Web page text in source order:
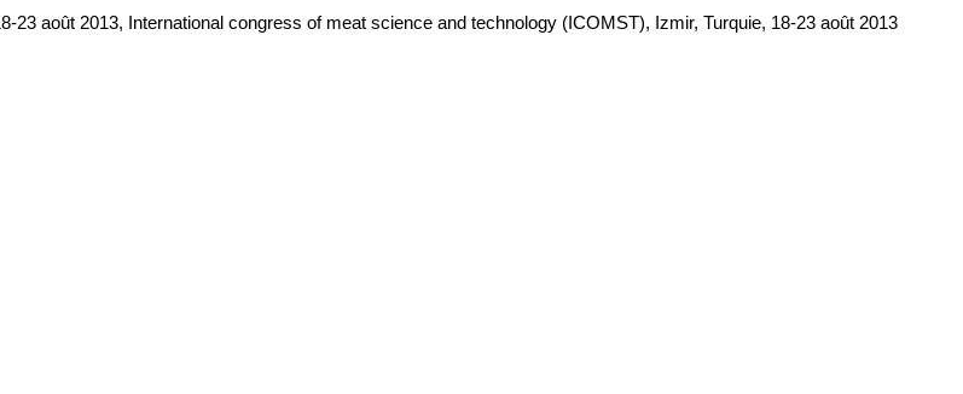
août 2013, International congress of meat science and technology (ICOMST), Izmir, Turquie, 18-23 août 2013